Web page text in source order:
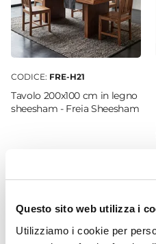
Questo sito web utilizza i
Utilizziamo i cookie per
Colore
Legno
Struttura
Legno di acacia
Legno
12 vani
Numero Ante
CODICE: FRE-H21
Tavolo 200x100 cm in legno
sheesham - Freia Sheesham